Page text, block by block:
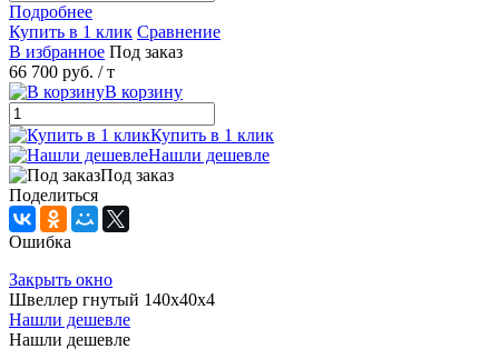
Подробнее
Купить в 1 клик Сравнение
В избранное Под заказ
66 700 руб. / т
В корзину
Купить в 1 клик
Нашли дешевле
Под заказ
Поделиться
Ошибка
Закрыть окно
Швеллер гнутый 140х40х4
Нашли дешевле
Нашли дешевле